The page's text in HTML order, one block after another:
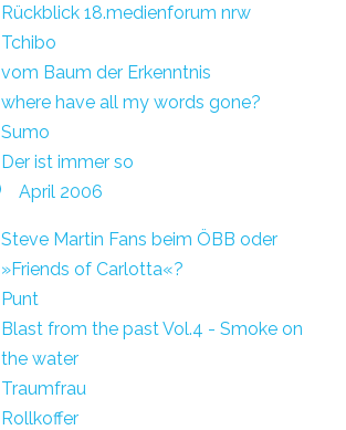
Rückblick 18.medienforum nrw
Tchibo
vom Baum der Erkenntnis
where have all my words gone?
Sumo
Der ist immer so
April 2006
Steve Martin Fans beim ÖBB oder
»Friends of Carlotta«?
Punt
Blast from the past Vol.4 - Smoke on
the water
Traumfrau
Rollkoffer